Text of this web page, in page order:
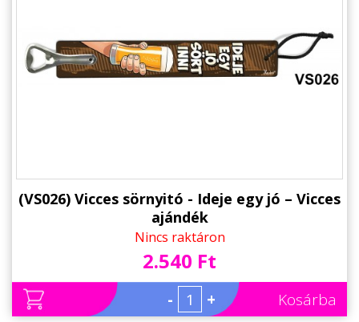
(VS026) Vicces sörnyitó - Ideje egy jó – Vicces
ajándék
Nincs raktáron
2.540 Ft
- + Kosárba